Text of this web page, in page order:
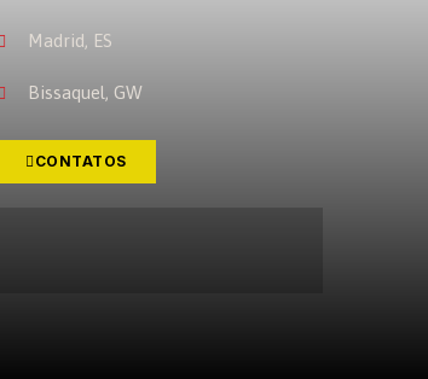
Madrid, ES
Bissaquel, GW
CONTATOS